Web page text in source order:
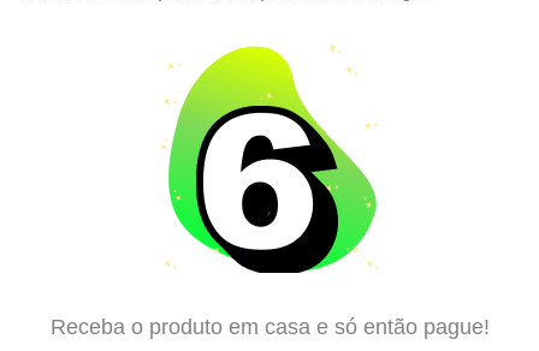
Receba o produto em casa e só então pague!